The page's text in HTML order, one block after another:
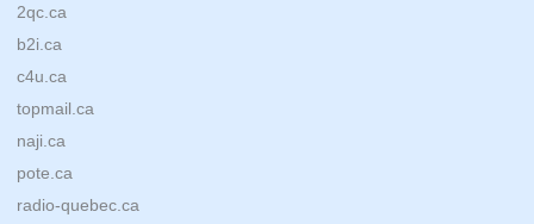
2qc.ca
b2i.ca
c4u.ca
topmail.ca
naji.ca
pote.ca
radio-quebec.ca